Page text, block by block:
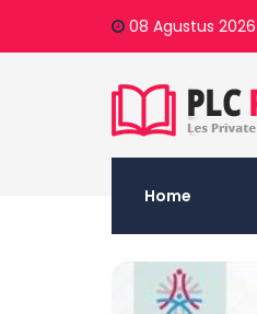
08 Agustus 2026
Home